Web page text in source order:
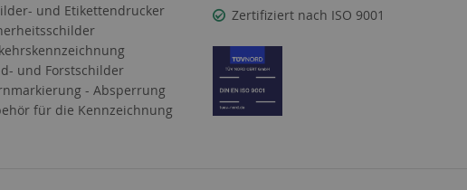
und Etikettendrucker
und Forstschilder
- Absperrung
für die Kennzeichnung
Zertifiziert nach ISO 9001